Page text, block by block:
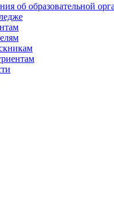
об образовательной